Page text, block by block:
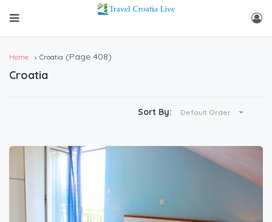
Home Croatia (Page 408)
Croatia
Sort By: Default Order